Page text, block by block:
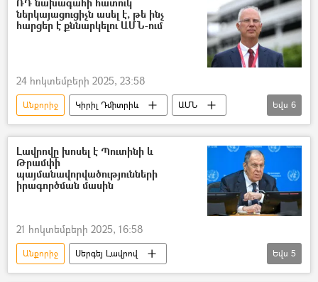
ռազմական հատուկ գործողություն
ներկայացուցիչն ասել է, թե ինչ
հարցեր է քննարկելու ԱՄՆ-ում
24 հոկտեմբերի 2025, 23:58
Անքորիջ Կիրիլ Դմիտրիև
ԱՄՆ
բանակցություններ
Վլադիմիր Պուտին
Դոնալդ Թրամփ
Ուկրաինա
Հատուկ ռազմական գործողություն
ռազմական հատուկ գործողություն
Եվս 6
Լավրովը խոսել է Պուտինի և
Թրամփի
պայմանավորվածությունների
իրագործման մասին
21 հոկտեմբերի 2025, 16:58
Անքորիջ
Սերգեյ Լավրով
Վլադիմիր Պուտին
Դոնալդ Թրամփ
Եվս 5